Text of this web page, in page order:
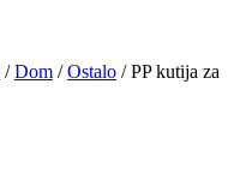
/Dom /Ostalo / PP kutija za